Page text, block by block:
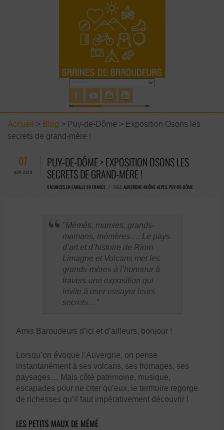
Accueil > Blog > Puy-de-Dôme > Exposition Osons les
secrets de grand-mère !
07
NOV-2019
PUY-DE-DÔME > EXPOSITION OSONS LES
SECRETS DE GRAND-MÈRE !
VACANCES EN FAMILLE EN FRANCE / TAGS:AUVERGNE-RHÔNE-ALPES,PUY-DE-DÔME
Mémés, mamies, grands-
mamans, mémères…. Le pays
d’art et d’histoire de Riom
Limagne et Volcans met les
grands-mères à l’honneur à
travers une exposition qui
invite à oser essayer leurs
secrets…
Amis Baroudeurs d’ici et d’ailleurs, bonjour !
Lorsqu’on évoque l’Auvergne, on pense
instantanément à ses volcans, ses fromages, ses
paysages… Mais côté patrimoine, musique,
escapades pour ne citer qu’eux, le territoire regorge
de richesses qu’il faut impérativement découvrir !
LES PETITS MAUX DE MÉMÉ